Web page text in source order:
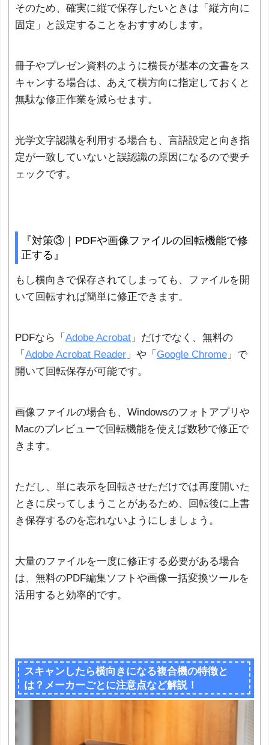
そのため、確実に縦で保存したいときは「縦方向に
固定」と設定することをおすすめします。
冊子やプレゼン資料のように横長が基本の文書をス
キャンする場合は、あえて横方向に指定しておくと
無駄な修正作業を減らせます。
光学文字認識を利用する場合も、言語設定と向き指
定が一致していないと誤認識の原因になるので要チ
ェックです。
『対策③｜PDFや画像ファイルの回転機能で修
正する』
もし横向きで保存されてしまっても、ファイルを開
いて回転すれば簡単に修正できます。
PDFなら「 Adobe Acrobat 」だけでなく、無料の
「 Adobe Acrobat Reader 」や「 Google Chrome 」で
開いて回転保存が可能です。
画像ファイルの場合も、Windowsのフォトアプリや
Macのプレビューで回転機能を使えば数秒で修正で
きます。
ただし、単に表示を回転させただけでは再度開いた
ときに戻ってしまうことがあるため、回転後に上書
き保存するのを忘れないようにしましょう。
大量のファイルを一度に修正する必要がある場合
は、無料のPDF編集ソフトや画像一括変換ツールを
活用すると効率的です。
スキャンしたら横向きになる複合機の特徴と
は？メーカーごとに注意点など解説！